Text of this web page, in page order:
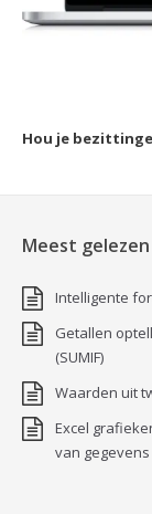
Hou je
Meest gelezen
Intelligente
Getallen
(SUMIF)
Waarden uit
Excel
van